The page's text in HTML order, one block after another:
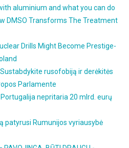
aluminium and what you can do
DMSO Transforms The Treatment
Drills Might Become Prestige-
rusofobiją ir derėkitės
Parlamente
nepritaria 20 mlrd. eurų
patyrusi Rumunijos vyriausybė